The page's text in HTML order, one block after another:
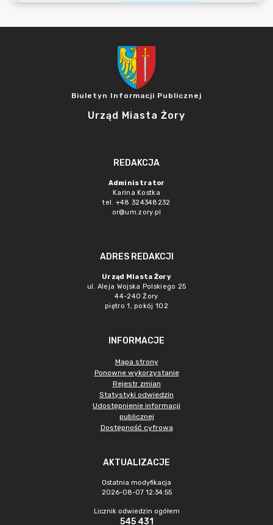
Biuletyn Informacji Publicznej
Urząd Miasta Żory
REDAKCJA
Administrator
Karina Kostka
tel. +48 324348232
or@um.zory.pl
ADRES REDAKCJI
Urząd Miasta Żory
ul. Aleja Wojska Polskiego 25
44-240 Żory
piętro 1, pokój 102
INFORMACJE
Mapa strony
Ponowne wykorzystanie
Rejestr zmian
Statystyki odwiedzin
Udostępnienie informacji
publicznej
Dostępność cyfrowa
AKTUALIZACJE
Ostatnia modyfikacja
2026-08-07 12:34:55
Licznik odwiedzin ogółem
545 431